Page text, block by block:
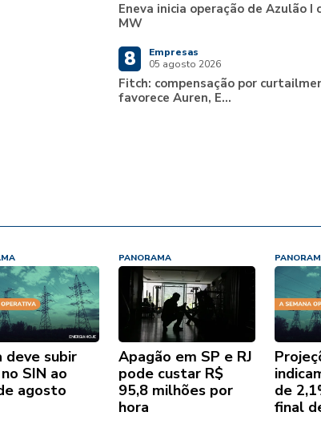
Eneva inicia operação de Azulão I
MW
8
Empresas
05 agosto 2026
Fitch: compensação por
favorece Auren, E...
deve subir
SIN ao
agosto
PANORAMA
Apagão em SP e RJ
pode custar R$
95,8 milhões por
hora
de
final